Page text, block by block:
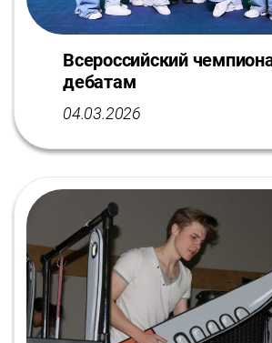
Всероссийский
дебатам
04.03.2026